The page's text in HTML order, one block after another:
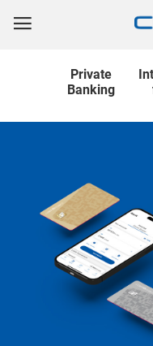
Private
Banking